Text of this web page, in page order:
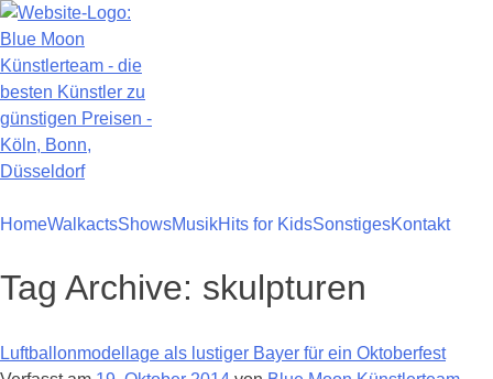
Zum
Inhalt
springen
HomeWalkactsShowsMusikHits for KidsSonstigesKontakt
Tag Archive: skulpturen
Luftballonmodellage als lustiger Bayer für ein Oktoberfest